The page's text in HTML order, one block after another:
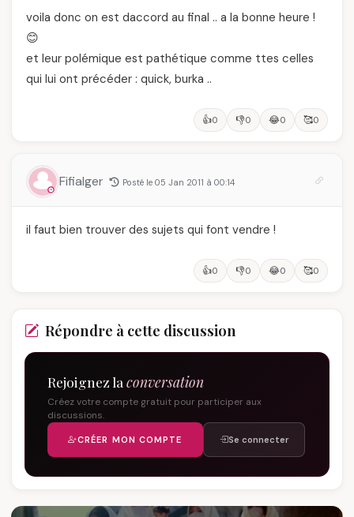
voila donc on est daccord au final .. a la bonne heure !
😊
et leur polémique est pathétique comme ttes celles
qui lui ont précéder : quick, burka ..
👍0 👎0 😂0 🥰0
Fifialger Posté le 05 Jan 2011 à 00:14
il faut bien trouver des sujets qui font vendre !
👍0 👎0 😂0 🥰0
Répondre à cette discussion
Rejoignez la conversation
Créez votre compte gratuit pour participer aux
discussions.
CRÉER MON COMPTE Se connecter